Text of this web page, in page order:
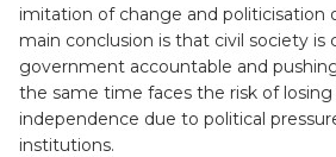
imitation of change and politicisation
main conclusion is that civil society is
government accountable and
the same time faces the risk of
independence due to political
institutions.